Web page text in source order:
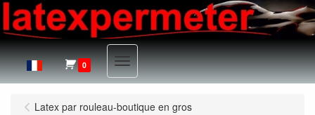
0 Menu
Latex par rouleau-boutique en gros